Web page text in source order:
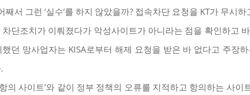
서 그런 ‘실수’를 하지 않았을까? 접속차단 요청을 KT가 무시하
차단조치가 이뤄졌다가 악성사이트가 아니라는 점을 확인하고
던 망사업자는 KISA로부터 해제 요청을 받은 바 없다고 주장
의 사이트’와 같이 정부 정책의 오류를 지적하고 항의하는 사